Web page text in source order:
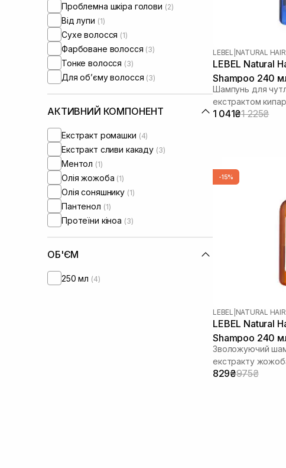
Проблемна шкіра голови (2)
Від лупи (1)
Сухе волосся (1)
Фарбоване волосся (3)
Тонке волосся (3)
Для обʼєму волосся (3)
АКТИВНИЙ КОМПОНЕНТ
Екстракт ромашки (4)
Екстракт сливи какаду (3)
Ментол (1)
Олія жожоба (1)
Олія соняшнику (1)
Пантенол (1)
Протеїни кіноа (3)
ОБ'ЄМ
250 мл (4)
LEBEL NATURAL HAIR
LEBEL Natural
Shampoo 240
Шампунь для
екстрактом
1 041₴1 225₴
-15%
LEBEL NATURAL HAIR
LEBEL Natural
Shampoo 240
Зволожуючий
екстракту
829₴975₴